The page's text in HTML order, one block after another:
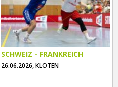
SCHWEIZ - FRANKREICH
26.06.2026, KLOTEN